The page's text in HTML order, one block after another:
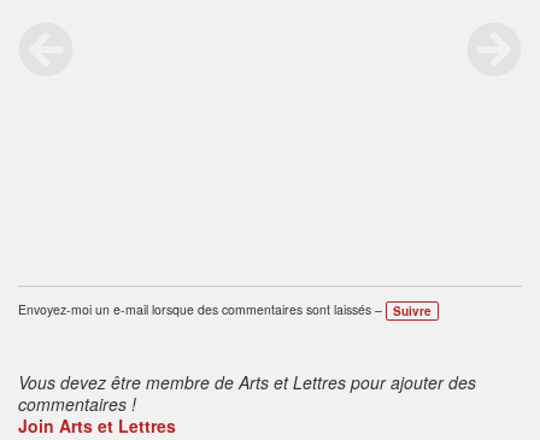
Envoyez-moi un e-mail lorsque des commentaires sont laissés – Suivre
Vous devez être membre de Arts et Lettres pour ajouter des
commentaires !
Join Arts et Lettres